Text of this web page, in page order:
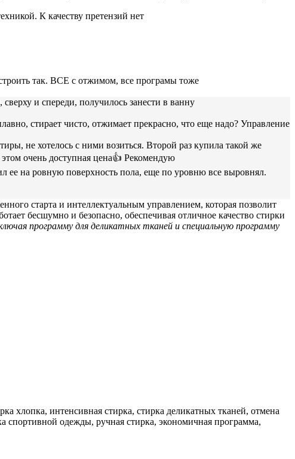
К качеству претензий нет
так. ВСЕ с отжимом, все програмы тоже
и спереди, получилось занести в ванну
стирает чисто, отжимает прекрасно, что еще надо? Управление
не хотелось с ними возиться. Второй раз купила такой же
очень доступная цена👍 Рекомендую
ее на ровную поверхность пола, еще по уровню все выровнял.
старта и интеллектуальным управлением, которая позволит
бесшумно и безопасно, обеспечивая отличное качество стирки
программу для деликатных тканей и специальную программу
хлопка, интенсивная стирка, стирка деликатных тканей, отмена
спортивной одежды, ручная стирка, экономичная программа,